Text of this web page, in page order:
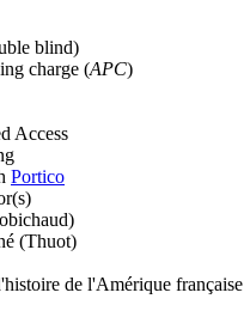
blind)
charge (APC)
Access
Portico
(Thuot)
de l'Amérique française